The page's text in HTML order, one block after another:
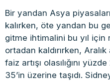
Bir yandan Asya piyasaları
kalırken, öte yandan bu
gitme ihtimalini bu yıl
ortadan kaldırırken,
faiz artışı olasılığını
35’in üzerine taşıdı.